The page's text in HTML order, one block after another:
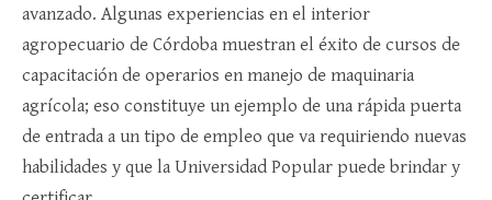
avanzado. Algunas experiencias en el interior
agropecuario de Córdoba muestran el éxito de cursos de
capacitación de operarios en manejo de maquinaria
agrícola; eso constituye un ejemplo de una rápida puerta
de entrada a un tipo de empleo que va requiriendo nuevas
habilidades y que la Universidad Popular puede brindar y